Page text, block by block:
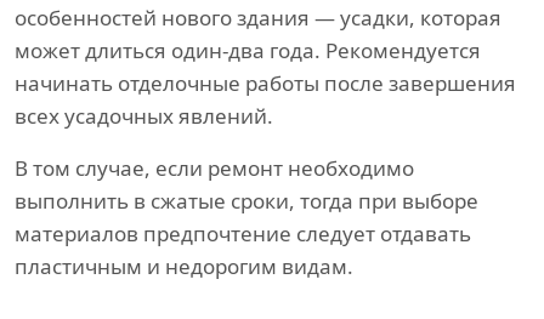
особенностей нового здания — усадки, которая
может длиться один-два года. Рекомендуется
начинать отделочные работы после завершения
всех усадочных явлений.
В том случае, если ремонт необходимо
выполнить в сжатые сроки, тогда при выборе
материалов предпочтение следует отдавать
пластичным и недорогим видам.